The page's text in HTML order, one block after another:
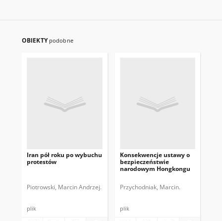
OBIEKTY podobne
Iran pół roku po wybuchu
protestów
Piotrowski, Marcin Andrzej.
plik
Konsekwencje ustawy o
bezpieczeństwie
narodowym Hongkongu
Przychodniak, Marcin.
plik